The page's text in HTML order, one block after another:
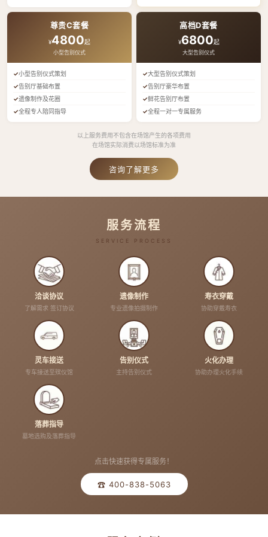
尊贵C套餐
¥4800起
小型告别仪式
小型告别仪式策划
告别厅基础布置
遗像制作及花圈
全程专人陪同指导
高档D套餐
¥6800起
大型告别仪式
大型告别仪式策划
告别厅豪华布置
鲜花告别厅布置
全程一对一专属服务
以上服务费用不包含在场馆产生的各项费用
在场馆实际消费以场馆标准为准
咨询了解更多
服务流程
SERVICE PROCESS
洽谈协议
了解需求 签订协议
遗像制作
专业遗像拍摄制作
寿衣穿戴
协助穿戴寿衣
灵车接送
专车接送至殡仪馆
告别仪式
主持告别仪式
火化办理
协助办理火化手续
落葬指导
墓地选购及落葬指导
点击快速获得专属服务！
☎ 400-838-5063